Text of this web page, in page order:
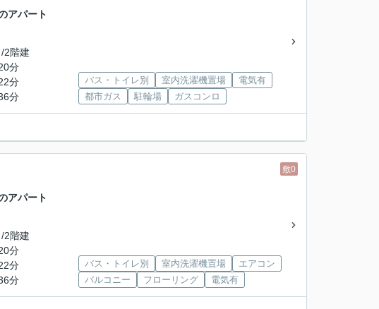
アパート
2階建
分
分
分
バス・トイレ別 室内洗濯機置場
電気有
都市ガス
駐輪場 ガスコンロ
敷0
アパート
2階建
分
分
分
バス・トイレ別 室内洗濯機置場
エアコン
バルコニー
フローリング 電気有